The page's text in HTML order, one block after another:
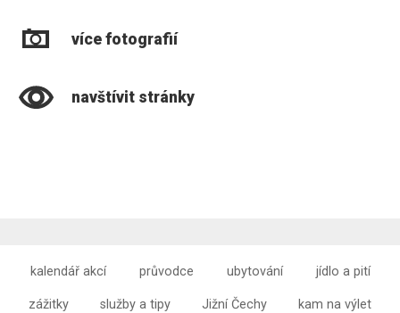
více fotografií
navštívit stránky
kalendář akcí průvodce ubytování jídlo a pití
zážitky služby a tipy Jižní Čechy kam na výlet